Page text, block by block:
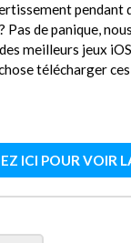
pendant
de panique,
meilleurs jeux
télécharger
ICI POUR VOIR